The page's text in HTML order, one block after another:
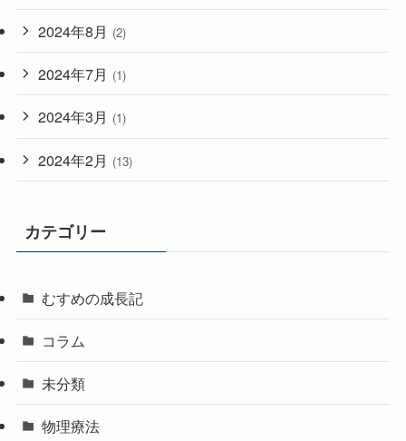
2024年8月 (2)
2024年7月 (1)
2024年3月 (1)
2024年2月 (13)
カテゴリー
むすめの成長記
コラム
未分類
物理療法